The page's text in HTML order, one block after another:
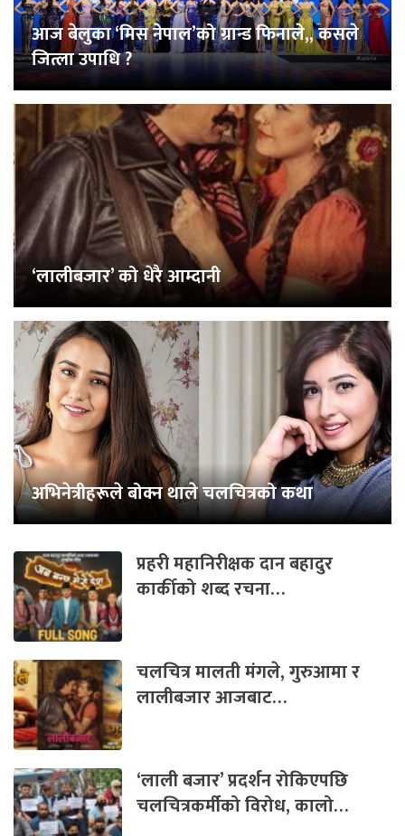
आज बेलुका ‘मिस नेपाल’को ग्रान्ड फिनाले,, कसले
जित्ला उपाधि ?
‘लालीबजार’ को धेरै आम्दानी
अभिनेत्रीहरूले बोक्न थाले चलचित्रको कथा
प्रहरी महानिरीक्षक दान बहादुर
कार्कीको शब्द रचना…
चलचित्र मालती मंगले, गुरुआमा र
लालीबजार आजबाट…
‘लाली बजार’ प्रदर्शन रोकिएपछि
चलचित्रकर्मीको विरोध, कालो…